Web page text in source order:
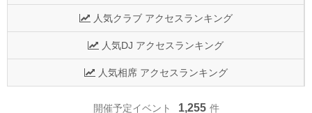
人気クラブ アクセスランキング
人気DJ アクセスランキング
人気相席 アクセスランキング
開催予定イベント 1,255 件